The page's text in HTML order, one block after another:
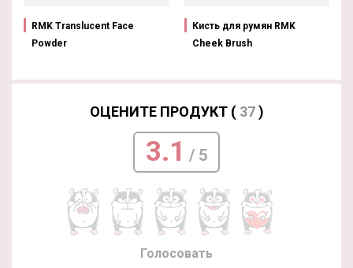
RMK Translucent Face
Powder
Кисть для румян RMK
Cheek Brush
ОЦЕНИТЕ ПРОДУКТ ( 37)
3.1 / 5
Голосовать